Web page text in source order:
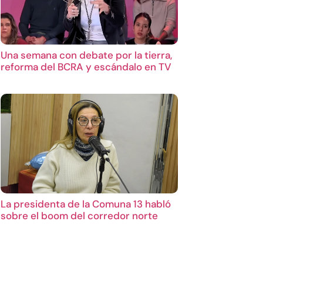
Una semana con debate por la tierra,
reforma del BCRA y escándalo en TV
La presidenta de la Comuna 13 habló
sobre el boom del corredor norte